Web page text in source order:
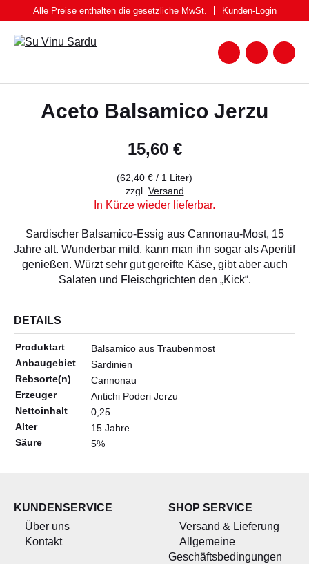
Inhalt
springen
WEISSWEIN
SPUMANTE UND FRIZZANTE
BIER
FEINKOST
ALLERLEI
ANGEBOTE
Zum
Alle Preise enthalten die gesetzliche MwSt. Kunden-Login
Aceto Balsamico Jerzu
15,60 €
(62,40 € / 1 Liter)
zzgl. Versand
In Kürze wieder lieferbar.
Sardischer Balsamico-Essig aus Cannonau-Most, 15
Jahre alt. Wunderbar mild, kann man ihn sogar als Aperitif
genießen. Würzt sehr gut gereifte Käse, gibt aber auch
Salaten und Fleischgrichten den „Kick“.
DETAILS
Produktart
Balsamico aus Traubenmost
Anbaugebiet
Sardinien
Rebsorte(n)
Cannonau
Erzeuger
Antichi Poderi Jerzu
Nettoinhalt
0,25
Alter
15 Jahre
Säure
5%
KUNDENSERVICE
Über uns
Kontakt
SHOP SERVICE
Versand & Lieferung
Allgemeine
Geschäftsbedingungen